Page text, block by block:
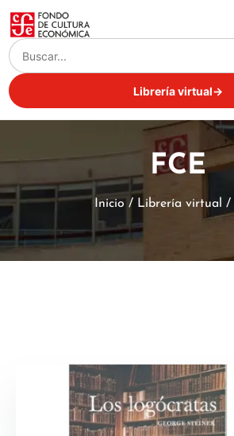
Librería virtual→
FCE
Inicio / Librería virtual /